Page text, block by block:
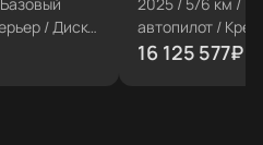
/Диски
автопилот /
22''
16 125 577₽